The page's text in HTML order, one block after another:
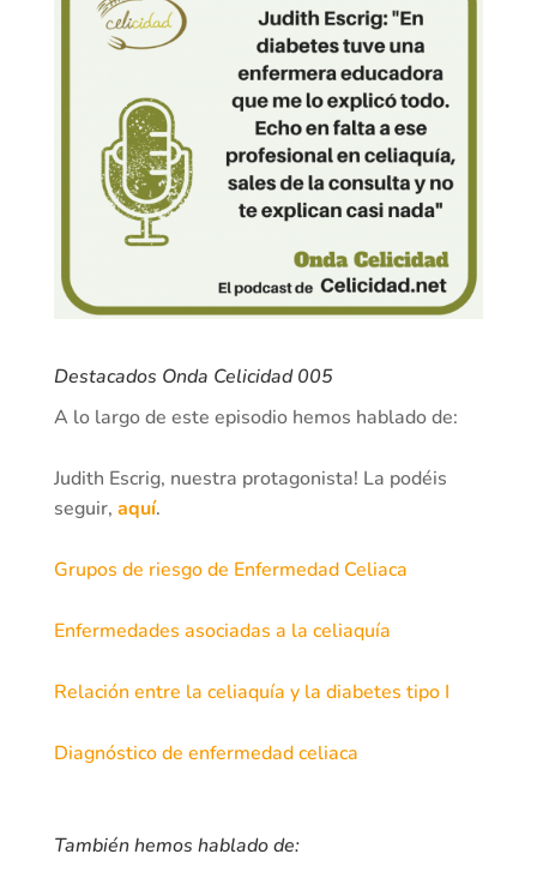
Destacados Onda Celicidad 005
A lo largo de este episodio hemos hablado de:
Judith Escrig, nuestra protagonista! La podéis
seguir, aquí.
Grupos de riesgo de Enfermedad Celiaca
Enfermedades asociadas a la celiaquía
Relación entre la celiaquía y la diabetes tipo I
Diagnóstico de enfermedad celiaca
También hemos hablado de: